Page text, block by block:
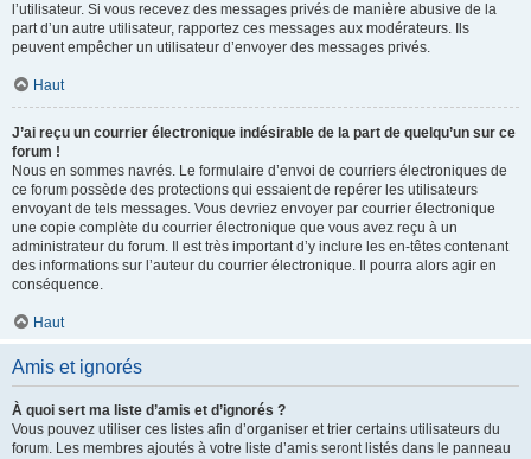
l’utilisateur. Si vous recevez des messages privés de manière abusive de la
part d’un autre utilisateur, rapportez ces messages aux modérateurs. Ils
peuvent empêcher un utilisateur d’envoyer des messages privés.
Haut
J’ai reçu un courrier électronique indésirable de la part de quelqu’un sur ce
forum !
Nous en sommes navrés. Le formulaire d’envoi de courriers électroniques de
ce forum possède des protections qui essaient de repérer les utilisateurs
envoyant de tels messages. Vous devriez envoyer par courrier électronique
une copie complète du courrier électronique que vous avez reçu à un
administrateur du forum. Il est très important d’y inclure les en-têtes contenant
des informations sur l’auteur du courrier électronique. Il pourra alors agir en
conséquence.
Haut
Amis et ignorés
À quoi sert ma liste d’amis et d’ignorés ?
Vous pouvez utiliser ces listes afin d’organiser et trier certains utilisateurs du
forum. Les membres ajoutés à votre liste d’amis seront listés dans le panneau